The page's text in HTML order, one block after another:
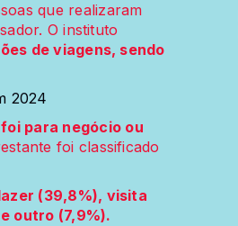
que realizaram
O instituto
de viagens, sendo
2024
para negócio ou
foi classificado
(39,8%), visita
outro (7,9%).